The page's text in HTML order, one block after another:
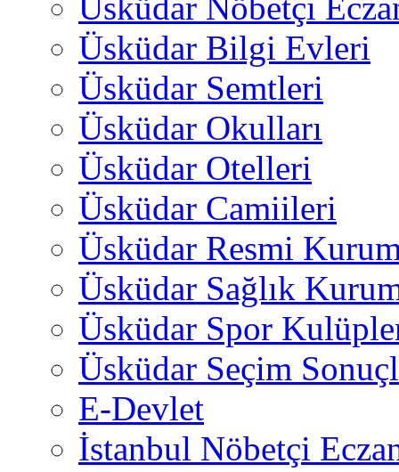
Üsküdar Nöbetçi
Üsküdar Bilgi Evleri
Üsküdar Semtleri
Üsküdar Okulları
Üsküdar Otelleri
Üsküdar Camiileri
Üsküdar Resmi
Üsküdar Sağlık
Üsküdar Spor
Üsküdar Seçim
E-Devlet
İstanbul Nöbetçi